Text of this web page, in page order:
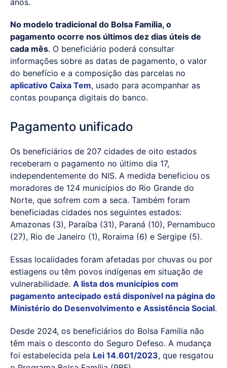
No modelo tradicional do Bolsa Família, o
pagamento ocorre nos últimos dez dias úteis de
cada mês. O beneficiário poderá consultar
informações sobre as datas de pagamento, o valor
do benefício e a composição das parcelas no
aplicativo Caixa Tem, usado para acompanhar as
contas poupança digitais do banco.
Pagamento unificado
Os beneficiários de 207 cidades de oito estados
receberam o pagamento no último dia 17,
independentemente do NIS. A medida beneficiou os
moradores de 124 municípios do Rio Grande do
Norte, que sofrem com a seca. Também foram
beneficiadas cidades nos seguintes estados:
Amazonas (3), Paraíba (31), Paraná (10), Pernambuco
(27), Rio de Janeiro (1), Roraima (6) e Sergipe (5).
Essas localidades foram afetadas por chuvas ou por
estiagens ou têm povos indígenas em situação de
vulnerabilidade. A lista dos municípios com
pagamento antecipado está disponível na página do
Ministério do Desenvolvimento e Assistência Social.
Desde 2024, os beneficiários do Bolsa Família não
têm mais o desconto do Seguro Defeso. A mudança
foi estabelecida pela Lei 14.601/2023, que resgatou